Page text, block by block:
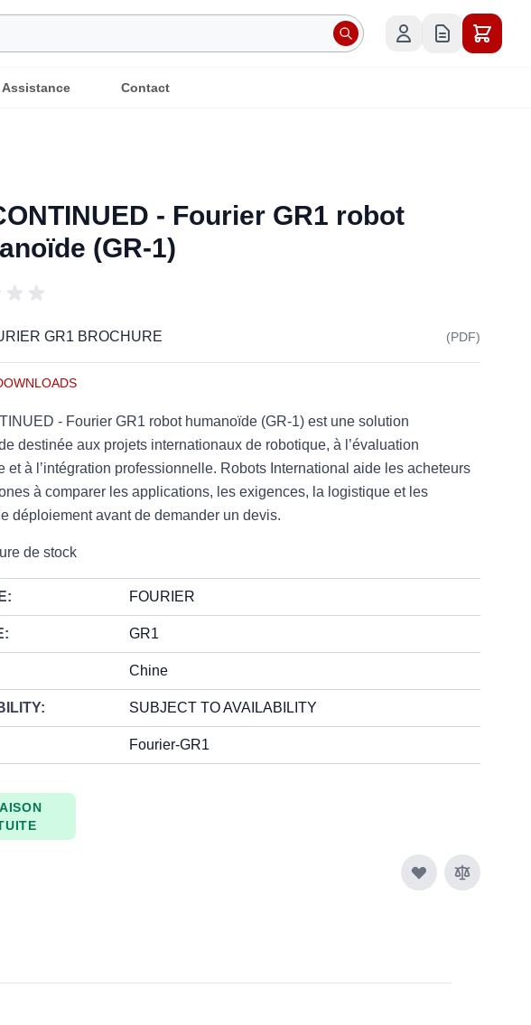
Assistance Contact
- Fourier GR1 robot
(GR-1)
GR1 BROCHURE (PDF)
- Fourier GR1 robot humanoïde (GR-1) est une solution
destinée aux projets internationaux de robotique, à l’évaluation
et à l’intégration professionnelle. Robots International aide les acheteurs
à comparer les applications, les exigences, la logistique et les
déploiement avant de demander un devis.
de stock
FOURIER
GR1
Chine
SUBJECT TO AVAILABILITY
Fourier-GR1